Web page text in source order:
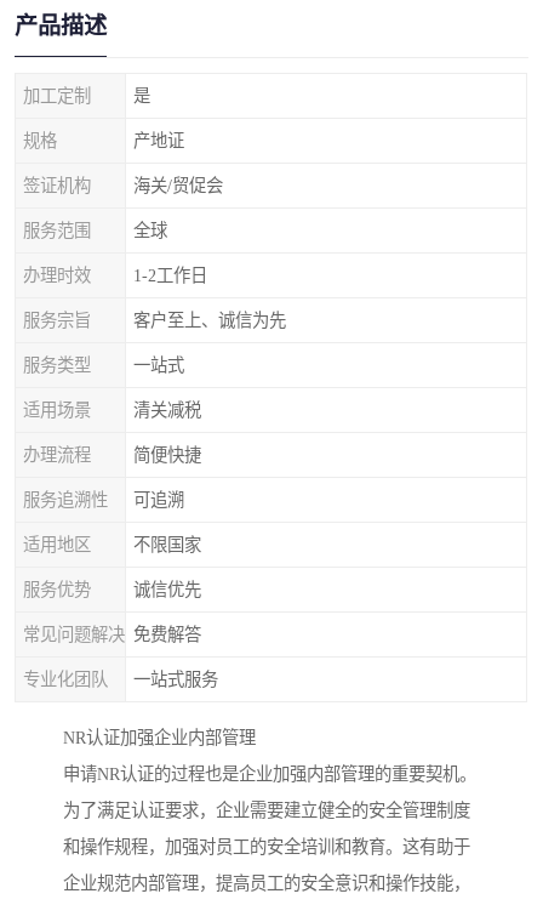
产品描述
加工定制 是
规格 产地证
签证机构 海关/贸促会
服务范围 全球
办理时效 1-2工作日
服务宗旨 客户至上、诚信为先
服务类型 一站式
适用场景 清关减税
办理流程 简便快捷
服务追溯性 可追溯
适用地区 不限国家
服务优势 诚信优先
常见问题解决 免费解答
专业化团队 一站式服务
NR认证加强企业内部管理
申请NR认证的过程也是企业加强内部管理的重要契机。
为了满足认证要求，企业需要建立健全的安全管理制度
和操作规程，加强对员工的安全培训和教育。这有助于
企业规范内部管理，提高员工的安全意识和操作技能，